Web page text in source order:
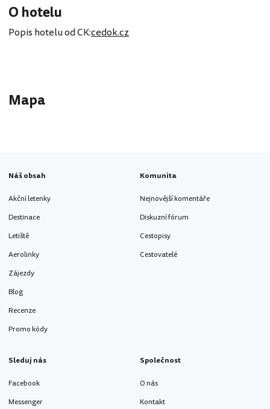
O hotelu
Popis hotelu od CK:cedok.cz
Mapa
Náš obsah
Akční letenky
Destinace
Letiště
Aerolinky
Zájezdy
Blog
Recenze
Promo kódy
Komunita
Nejnovější komentáře
Diskuzní fórum
Cestopisy
Cestovatelé
Sleduj nás
Facebook
Messenger
Společnost
O nás
Kontakt